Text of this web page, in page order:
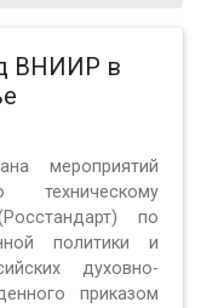
ВНИИР в
мероприятий
техническому
по
политики и
духовно-
приказом